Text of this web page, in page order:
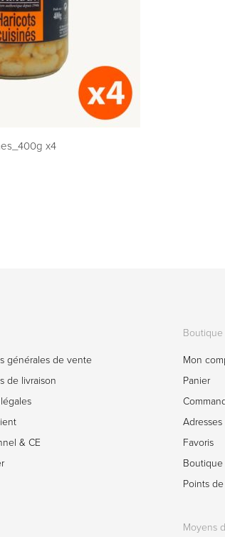
x4
générales de vente
de livraison
& CE
Boutique
Mon
Panier
Adresses
Favoris
Boutique
Points
Moyens